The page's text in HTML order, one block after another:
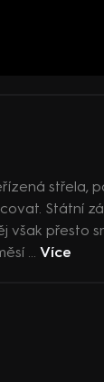
střela,
Státní
však přesto
... Více